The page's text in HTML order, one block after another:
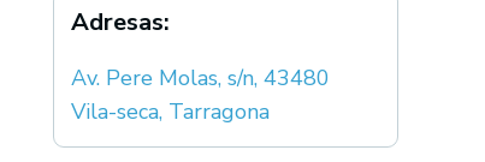
Adresas:
Av. Pere Molas, s/n, 43480
Vila-seca, Tarragona